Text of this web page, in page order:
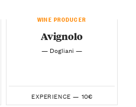
WINE PRODUCER
Avignolo
— Dogliani —
EXPERIENCE — 10€